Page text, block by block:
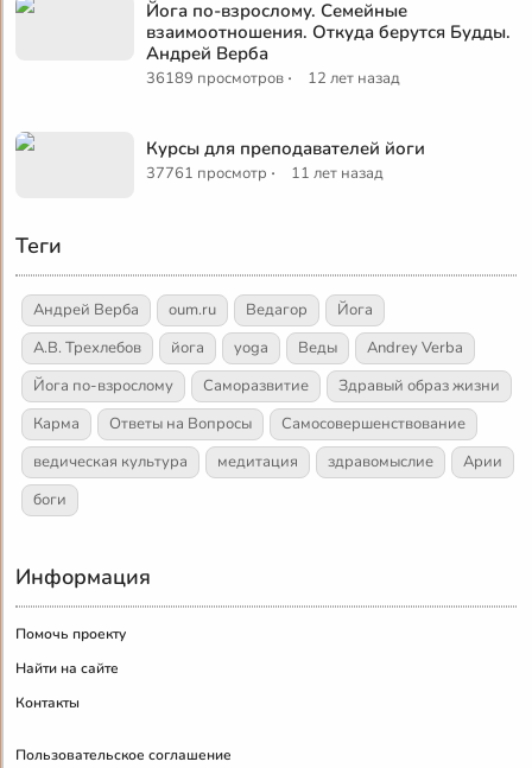
Йога по-взрослому. Семейные
взаимоотношения. Откуда берутся Будды.
Андрей Верба
36189 просмотров · 12 лет назад
Курсы для преподавателей йоги
37761 просмотр · 11 лет назад
Теги
Андрей Верба oum.ru Ведагор
Йога
А.В. Трехлебов
йога yoga Веды
Andrey Verba
Йога по-взрослому
Саморазвитие
Здравый образ жизни
Карма
Ответы на Вопросы
Самосовершенствование
ведическая культура
медитация здравомыслие
Арии
боги
Информация
Помочь проекту
Найти на сайте
Контакты
Пользовательское соглашение